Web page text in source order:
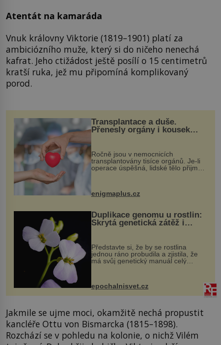
Atentát na kamaráda
Vnuk královny Viktorie (1819–1901) platí za
ambiciózního muže, který si do ničeho nenechá
kafrat. Jeho ctižádost ještě posílí o 15 centimetrů
kratší ruka, jež mu připomíná komplikovaný
porod.
Transplantace a duše.
Přenesly orgány i kousek
Ročně jsou v nemocnicích
transplantovány tisíce orgánů. Je-li
operace úspěšná, lidské tělo přijme
enigmaplus.cz
Duplikace genomu u rostlin:
Skrytá genetická zátěž i
Představte si, že by se rostlina
jednou ráno probudila a zjistila, že
má svůj genetický manuál celý
vstupenka...
epochalnisvet.cz
Jakmile se ujme moci, okamžitě nechá propustit
kancléře Ottu von Bismarcka (1815–1898).
Rozchází se v pohledu na kolonie, o nichž Vilém